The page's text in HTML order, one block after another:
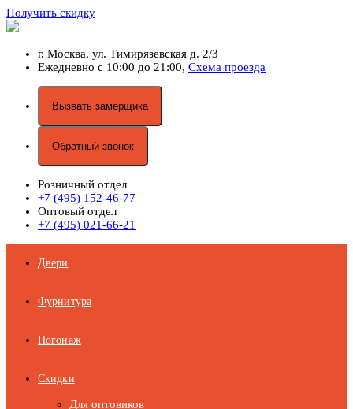
Получить скидку
г. Москва, ул. Тимирязевская д. 2/3
Ежедневно с 10:00 до 21:00, Схема проезда
Вызвать замерщика
Обратный звонок
Розничный отдел
+7 (495) 152-46-77
Оптовый отдел
+7 (495) 021-66-21
Двери
Фурнитура
Погонаж
Скидки
Для оптовиков